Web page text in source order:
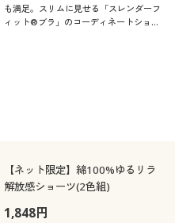
も満足。スリムに見せる「スレンダーフ
ィット®ブラ」のコーディネートショー
【ネット限定】綿100%ゆるリラ
解放感ショーツ(2色組)
1,848円